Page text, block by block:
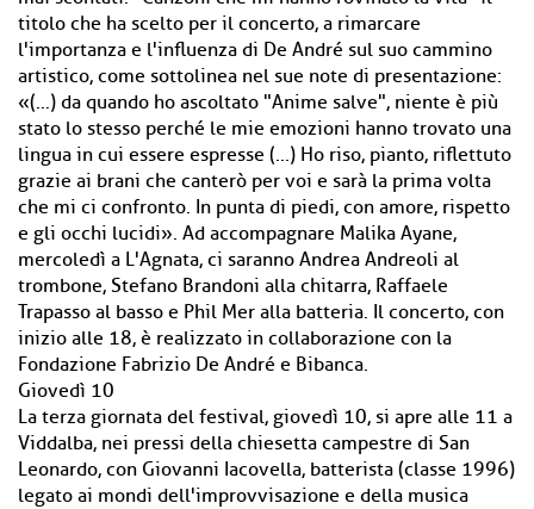
titolo che ha scelto per il concerto, a rimarcare
l'importanza e l'influenza di De André sul suo cammino
artistico, come sottolinea nel sue note di presentazione:
«(…) da quando ho ascoltato "Anime salve", niente è più
stato lo stesso perché le mie emozioni hanno trovato una
lingua in cui essere espresse (...) Ho riso, pianto, riflettuto
grazie ai brani che canterò per voi e sarà la prima volta
che mi ci confronto. In punta di piedi, con amore, rispetto
e gli occhi lucidi». Ad accompagnare Malika Ayane,
mercoledì a L'Agnata, ci saranno Andrea Andreoli al
trombone, Stefano Brandoni alla chitarra, Raffaele
Trapasso al basso e Phil Mer alla batteria. Il concerto, con
inizio alle 18, è realizzato in collaborazione con la
Fondazione Fabrizio De André e Bibanca.
Giovedì 10
La terza giornata del festival, giovedì 10, si apre alle 11 a
Viddalba, nei pressi della chiesetta campestre di San
Leonardo, con Giovanni Iacovella, batterista (classe 1996)
legato ai mondi dell'improvvisazione e della musica